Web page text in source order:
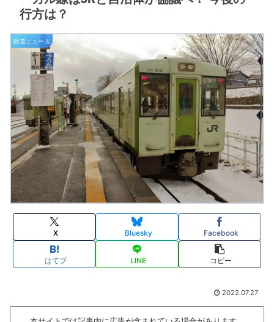
行方は？
鉄道ニュース
X Bluesky Facebook
はてブ LINE コピー
2022.07.27